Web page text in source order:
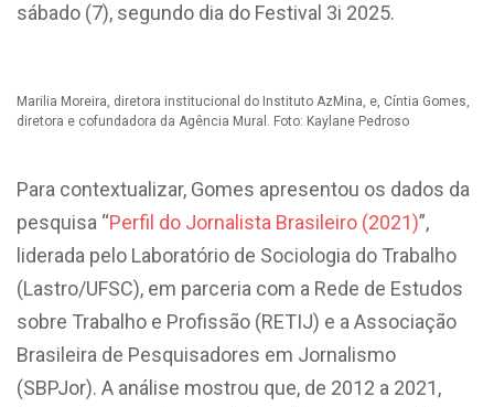
sábado (7), segundo dia do Festival 3i 2025.
Marilia Moreira, diretora institucional do Instituto AzMina, e, Cíntia Gomes,
diretora e cofundadora da Agência Mural. Foto: Kaylane Pedroso
Para contextualizar, Gomes apresentou os dados da
pesquisa “Perfil do Jornalista Brasileiro (2021)”,
liderada pelo Laboratório de Sociologia do Trabalho
(Lastro/UFSC), em parceria com a Rede de Estudos
sobre Trabalho e Profissão (RETIJ) e a Associação
Brasileira de Pesquisadores em Jornalismo
(SBPJor). A análise mostrou que, de 2012 a 2021,